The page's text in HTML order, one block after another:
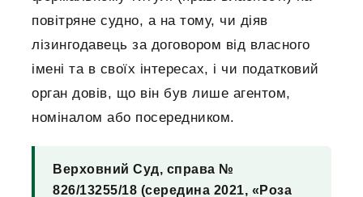
повітряне судно, а на тому, чи діяв
лізингодавець за договором від власного
імені та в своїх інтересах, і чи податковий
орган довів, що він був лише агентом,
номіналом або посередником.
Верховний Суд, справа №
826/13255/18 (середина 2021, «Роза